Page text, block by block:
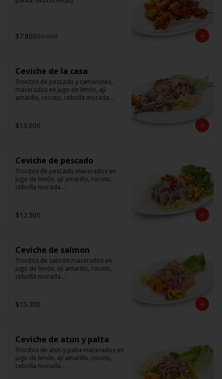
$7.800$9.600
Ceviche de la casa
Trocitos de pescado y camarones,
macerados en jugo de limón, ají
amarillo, rocoto, cebolla morada.
$13.000
Ceviche de pescado
Trocitos de pescado macerados en
jugo de limón, ají amarillo, rocoto,
cebolla morada.
$12.500
Ceviche de salmon
Trocitos de salmón macerados en
jugo de limón, ají amarillo, rocoto,
cebolla morada.
$15.300
Ceviche de atun y palta
Trocitos de atún y palta macerados en
jugo de limón, ají amarillo, rocoto,
cebolla morada.